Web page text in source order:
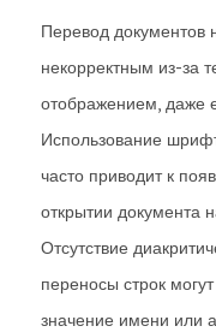
Перевод документов
некорректным из-за
отображением, даже
Использование
часто приводит к
открытии документа
Отсутствие
переносы строк
значение имени или